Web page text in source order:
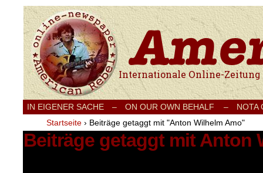
Internationale Onlinezeitung für Frieden,
IN EIGENER SACHE – ON OUR OWN BEHALF –
NOTA
Startseite › Beiträge getaggt mit "Anton Wilhelm Amo"
Beiträge getaggt mit Anton